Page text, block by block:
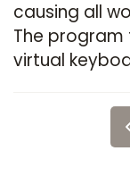
causing all
The program
virtual